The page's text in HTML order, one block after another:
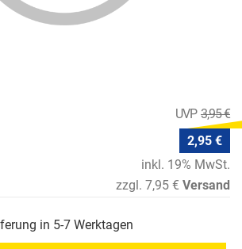
3,95 €
2,95 €
inkl. 19% MwSt.
zzgl. 7,95 € Versand
in 5-7 Werktagen